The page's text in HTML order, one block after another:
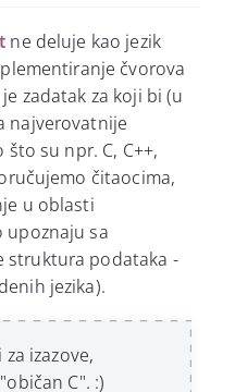
ne deluje kao jezik
čvorova
zadatak za koji bi (u
najverovatnije
su npr. C, C++,
čitaocima,
u oblasti
upoznaju sa
struktura podataka -
jezika).
izazove,
C". :)